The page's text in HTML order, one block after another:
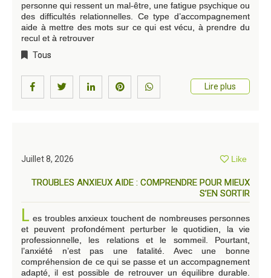
personne qui ressent un mal-être, une fatigue psychique ou
des difficultés relationnelles. Ce type d’accompagnement
aide à mettre des mots sur ce qui est vécu, à prendre du
recul et à retrouver
Tous
Lire plus
Juillet 8, 2026 Like
TROUBLES ANXIEUX AIDE : COMPRENDRE POUR MIEUX
S’EN SORTIR
L es troubles anxieux touchent de nombreuses personnes
et peuvent profondément perturber le quotidien, la vie
professionnelle, les relations et le sommeil. Pourtant,
l’anxiété n’est pas une fatalité. Avec une bonne
compréhension de ce qui se passe et un accompagnement
adapté, il est possible de retrouver un équilibre durable.